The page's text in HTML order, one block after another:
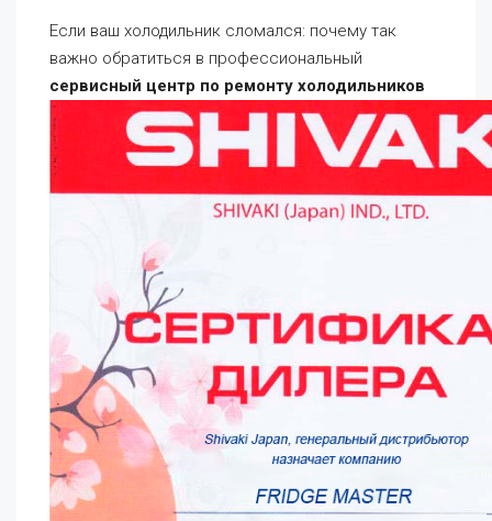
Если ваш холодильник сломался: почему так
важно обратиться в профессиональный
сервисный центр по ремонту холодильников